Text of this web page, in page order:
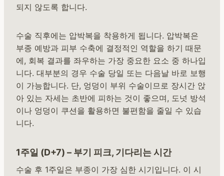
되지 않도록 합니다.
수술 직후에는 압박복을 착용하게 됩니다. 압박복은
부종 예방과 피부 수축에 결정적인 역할을 하기 때문
에, 회복 결과를 좌우하는 가장 중요한 요소 중 하나입
니다. 대부분의 경우 수술 당일 또는 다음날 바로 보행
이 가능합니다. 단, 엉덩이 부위 수술이므로 장시간 앉
아 있는 자세는 초반에 피하는 것이 좋으며, 도넛 방석
이나 엉덩이 쿠션을 활용하면 불편함을 줄일 수 있습
니다.
1주일 (D+7) – 부기 피크, 기다리는 시간
수술 후 1주일은 부종이 가장 심한 시기입니다. 이 시